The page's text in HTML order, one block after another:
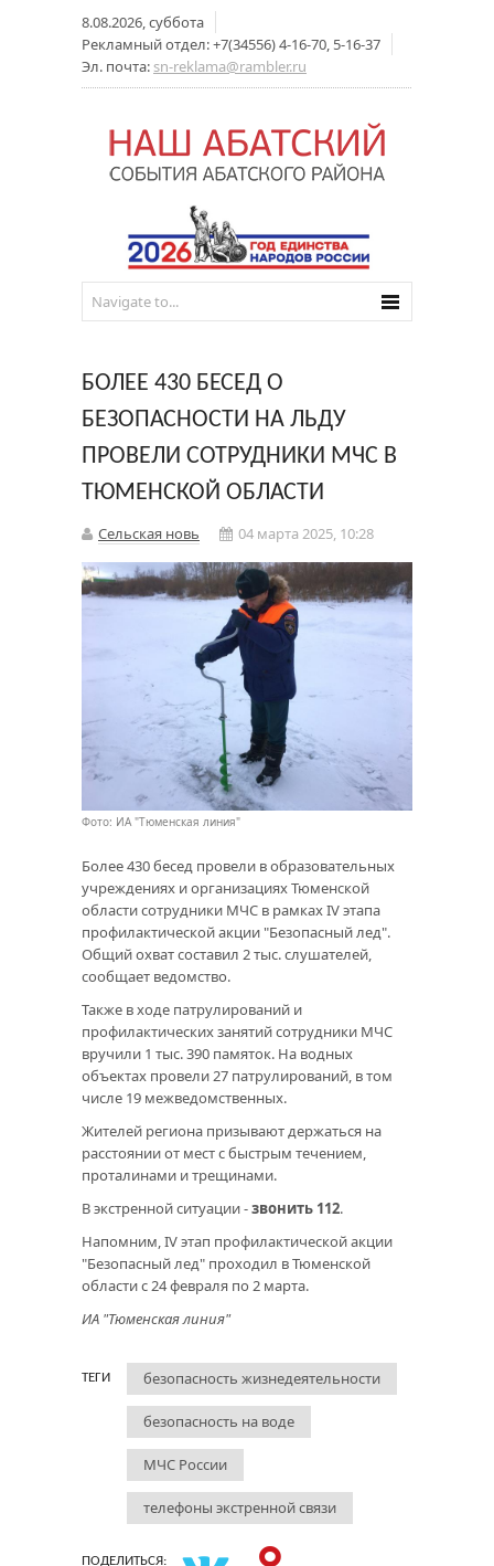
8.08.2026, суббота
Рекламный отдел: +7(34556) 4-16-70, 5-16-37
Эл. почта: sn-reklama@rambler.ru
БОЛЕЕ 430 БЕСЕД О
БЕЗОПАСНОСТИ НА ЛЬДУ
ПРОВЕЛИ СОТРУДНИКИ МЧС В
ТЮМЕНСКОЙ ОБЛАСТИ
Сельская новь 04 марта 2025, 10:28
Фото: ИА "Тюменская линия"
Более 430 бесед провели в образовательных
учреждениях и организациях Тюменской
области сотрудники МЧС в рамках IV этапа
профилактической акции "Безопасный лед".
Общий охват составил 2 тыс. слушателей,
сообщает ведомство.
Также в ходе патрулирований и
профилактических занятий сотрудники МЧС
вручили 1 тыс. 390 памяток. На водных
объектах провели 27 патрулирований, в том
числе 19 межведомственных.
Жителей региона призывают держаться на
расстоянии от мест с быстрым течением,
проталинами и трещинами.
В экстренной ситуации -звонить 112.
Напомним, IV этап профилактической акции
"Безопасный лед" проходил в Тюменской
области с 24 февраля по 2 марта.
ИА "Тюменская линия"
ТЕГИ безопасность жизнедеятельности
безопасность на воде
МЧС России
телефоны экстренной связи
ПОДЕЛИТЬСЯ: